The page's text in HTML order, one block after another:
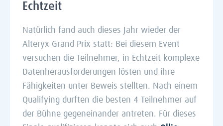
Echtzeit
Natürlich fand auch dieses Jahr wieder der
Alteryx Grand Prix statt: Bei diesem Event
versuchen die Teilnehmer, in Echtzeit komplexe
Datenherausforderungen lösten und ihre
Fähigkeiten unter Beweis stellten. Nach einem
Qualifying durften die besten 4 Teilnehmer auf
der Bühne gegeneinander antreten. Für dieses